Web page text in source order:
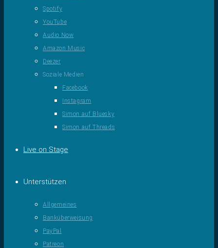
Spotify
YouTube
Audio Now
Amazon Music
Deezer
Soziale Medien
Facebook
Instagram
Simon auf Bluesky
Simon auf Threads
Live on Stage
Unterstützen
Allgemeines
Banküberweisung
PayPal
Patreon